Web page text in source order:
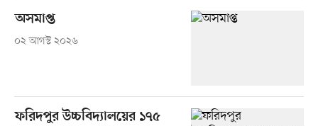
অসমাপ্ত
০২ আগস্ট ২০২৬
ফরিদপুর উচ্চবিদ্যালয়ের ১৭৫